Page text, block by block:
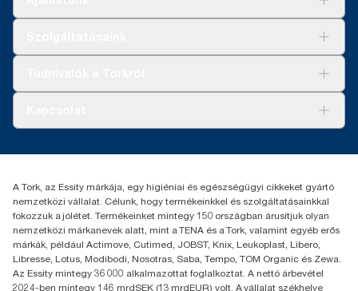
+36 1 392 2176
H-1021 Budapest
Budakeszi út 51.
A Tork, az Essity márkája, egy higiéniai és egészségügyi cikkeket gyártó
nemzetközi vállalat. Célunk, hogy termékeinkkel és szolgáltatásainkkal
fokozzuk a jólétet. Termékeinket mintegy 150 országban árusítjuk olyan
nemzetközi márkanevek alatt, mint a TENA és a Tork, valamint egyéb erős
márkák, például Actimove, Cutimed, JOBST, Knix, Leukoplast, Libero,
Libresse, Lotus, Modibodi, Nosotras, Saba, Tempo, TOM Organic és Zewa.
Az Essity mintegy 36 000 alkalmazottat foglalkoztat. A nettó árbevétel
2024-ben mintegy 146 mrdSEK (13 mrdEUR) volt. A vállalat székhelye